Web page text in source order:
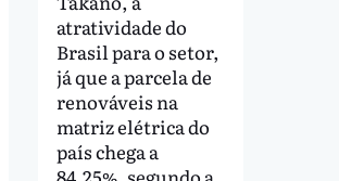
atratividade do
Brasil para o setor,
já que a parcela de
renováveis na
matriz elétrica do
país chega a